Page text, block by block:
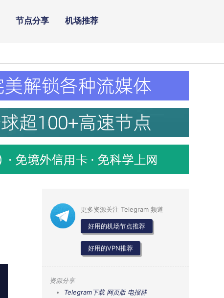
节点分享 机场推荐
更多资源关注 Telegram 频道
好用的机场节点推荐
好用的VPN推荐
资源分享
Telegram下载 网页版 电报群